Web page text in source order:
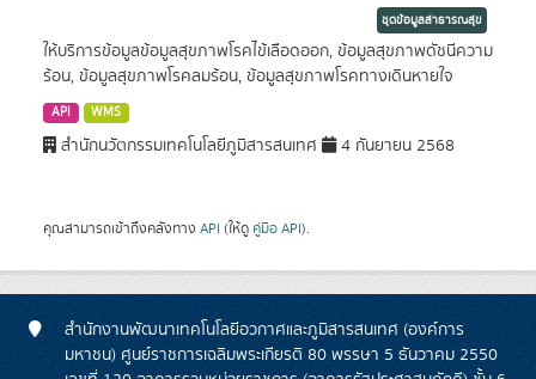
ชุดข้อมูลสาธารณสุข
ให้บริการข้อมูลข้อมูลสุขภาพโรคไข้เลือดออก, ข้อมูลสุขภาพดัชนีความ
ร้อน, ข้อมูลสุขภาพโรคลมร้อน, ข้อมูลสุขภาพโรคทางเดินหายใจ
API WMS
สำนักนวัตกรรมเทคโนโลยีภูมิสารสนเทศ 4 กันยายน 2568
คุณสามารถเข้าถึงคลังทาง API (ให้ดู คู่มือ API).
สำนักงานพัฒนาเทคโนโลยีอวกาศและภูมิสารสนเทศ (องค์การ
มหาชน) ศูนย์ราชการเฉลิมพระเกียรติ 80 พรรษา 5 ธันวาคม 2550